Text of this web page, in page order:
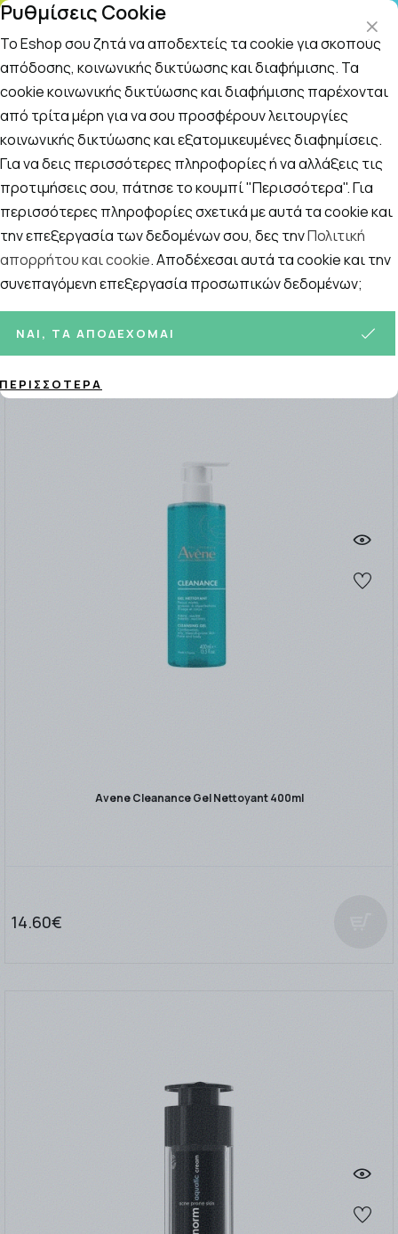
ΤΗΛΕΦΩΝΙΚΟ ΚΕΝΤΡΟ: Δευτ.-Παρασκευή 09:00-14:00 και Σάββατο
09:00-14:00
Αναζήτηση
Αρχική / ΓΥΝΑΙΚΑ / Περιποίηση Προσώπου /Ενυδάτωση
Ενυδάτωση Προσώπου
Ταξινόμηση Προβολή
Σελίδες:
1 2 3 4 5 »
Avene Cleanance Gel Nettoyant 400ml
14.60€
Ρυθμίσεις Cookie
Το Eshop σου ζητά να αποδεχτείς τα cookie για σκοπούς
απόδοσης, κοινωνικής δικτύωσης και διαφήμισης. Τα
cookie κοινωνικής δικτύωσης και διαφήμισης παρέχονται
από τρίτα μέρη για να σου προσφέρουν λειτουργίες
κοινωνικής δικτύωσης και εξατομικευμένες διαφημίσεις.
Για να δεις περισσότερες πληροφορίες ή να αλλάξεις τις
προτιμήσεις σου, πάτησε το κουμπί "Περισσότερα". Για
περισσότερες πληροφορίες σχετικά με αυτά τα cookie και
την επεξεργασία των δεδομένων σου, δες τηνΠολιτική
απορρήτου και cookie. Αποδέχεσαι αυτά τα cookie και την
συνεπαγόμενη επεξεργασία προσωπικών δεδομένων;
ΝΑΙ, ΤΑ ΑΠΟΔΈΧΟΜΑΙ
ΠΕΡΙΣΣΌΤΕΡΑ